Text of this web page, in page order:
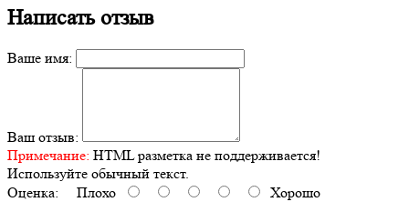
Написать отзыв
Ваше имя:
Ваш отзыв:
Примечание: HTML разметка не поддерживается!
Используйте обычный текст.
Оценка: Плохо Хорошо